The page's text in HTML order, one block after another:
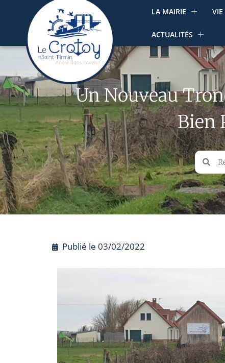
LA MAIRIE VIE
ACTUALITÉS
Un Nouveau
Bien
Publié le 03/02/2022